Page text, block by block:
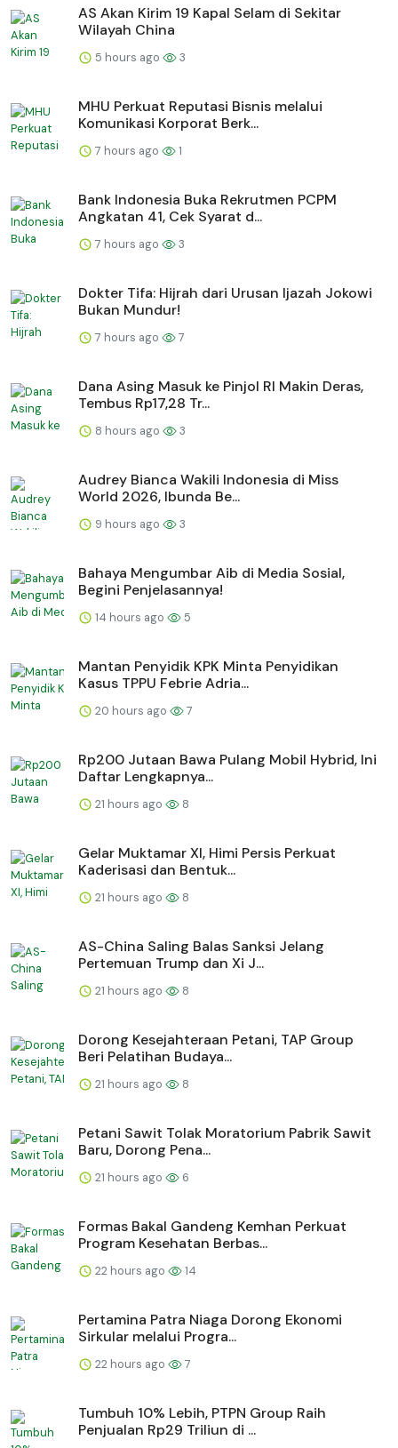
AS Akan Kirim 19 Kapal Selam di Sekitar
Wilayah China
5 hours ago 3
MHU Perkuat Reputasi Bisnis melalui
Komunikasi Korporat Berk...
7 hours ago 1
Bank Indonesia Buka Rekrutmen PCPM
Angkatan 41, Cek Syarat d...
7 hours ago 3
Dokter Tifa: Hijrah dari Urusan Ijazah Jokowi
Bukan Mundur!
7 hours ago 7
Dana Asing Masuk ke Pinjol RI Makin Deras,
Tembus Rp17,28 Tr...
8 hours ago 3
Audrey Bianca Wakili Indonesia di Miss
World 2026, Ibunda Be...
9 hours ago 3
Bahaya Mengumbar Aib di Media Sosial,
Begini Penjelasannya!
14 hours ago 5
Mantan Penyidik KPK Minta Penyidikan
Kasus TPPU Febrie Adria...
20 hours ago 7
Rp200 Jutaan Bawa Pulang Mobil Hybrid, Ini
Daftar Lengkapnya...
21 hours ago 8
Gelar Muktamar XI, Himi Persis Perkuat
Kaderisasi dan Bentuk...
21 hours ago 8
AS-China Saling Balas Sanksi Jelang
Pertemuan Trump dan Xi J...
21 hours ago 8
Dorong Kesejahteraan Petani, TAP Group
Beri Pelatihan Budaya...
21 hours ago 8
Petani Sawit Tolak Moratorium Pabrik Sawit
Baru, Dorong Pena...
21 hours ago 6
Formas Bakal Gandeng Kemhan Perkuat
Program Kesehatan Berbas...
22 hours ago 14
Pertamina Patra Niaga Dorong Ekonomi
Sirkular melalui Progra...
22 hours ago 7
Tumbuh 10% Lebih, PTPN Group Raih
Penjualan Rp29 Triliun di ...